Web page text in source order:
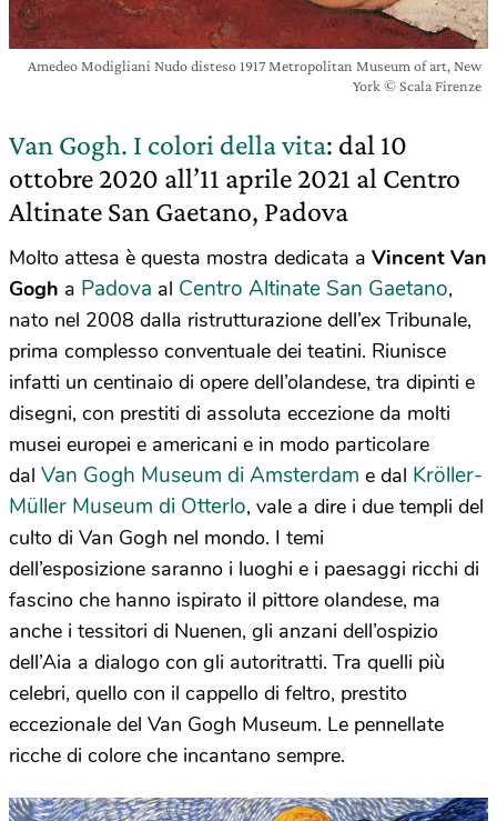
Amedeo Modigliani Nudo disteso 1917 Metropolitan Museum of art, New
York © Scala Firenze
Van Gogh. I colori della vita: dal 10
ottobre 2020 all’11 aprile 2021 al Centro
Altinate San Gaetano, Padova
Molto attesa è questa mostra dedicata a Vincent Van
Gogh a Padova al Centro Altinate San Gaetano,
nato nel 2008 dalla ristrutturazione dell’ex Tribunale,
prima complesso conventuale dei teatini. Riunisce
infatti un centinaio di opere dell’olandese, tra dipinti e
disegni, con prestiti di assoluta eccezione da molti
musei europei e americani e in modo particolare
dal Van Gogh Museum di Amsterdam e dal Kröller-
Müller Museum di Otterlo, vale a dire i due templi del
culto di Van Gogh nel mondo. I temi
dell’esposizione saranno i luoghi e i paesaggi ricchi di
fascino che hanno ispirato il pittore olandese, ma
anche i tessitori di Nuenen, gli anzani dell’ospizio
dell’Aia a dialogo con gli autoritratti. Tra quelli più
celebri, quello con il cappello di feltro, prestito
eccezionale del Van Gogh Museum. Le pennellate
ricche di colore che incantano sempre.